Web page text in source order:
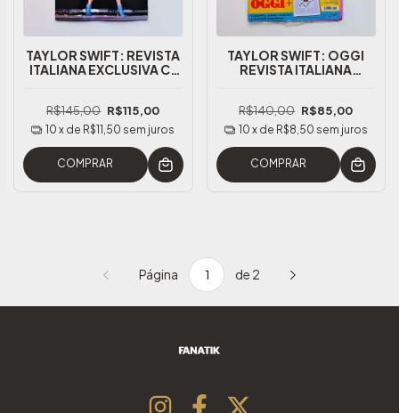
TAYLOR SWIFT: REVISTA
ITALIANA EXCLUSIVA C/
R$145,00 R$115,00
10 x de R$11,50 sem juros
COMPRAR
TAYLOR SWIFT: OGGI
REVISTA ITALIANA
R$140,00 R$85,00
10 x de R$8,50 sem juros
COMPRAR
Página de 2